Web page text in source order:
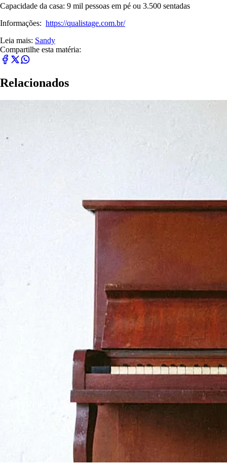
Capacidade da casa: 9 mil pessoas em pé ou 3.500 sentadas
Informações: https://qualistage.com.br/
Leia mais: Sandy
Compartilhe esta matéria:
Relacionados